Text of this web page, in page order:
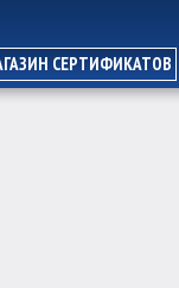
СЕРТИФИКАТОВ